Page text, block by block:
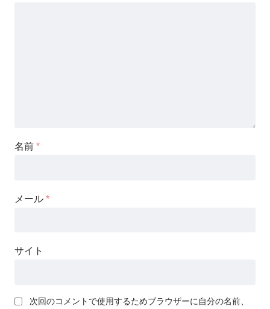
名前 *
メール *
サイト
次回のコメントで使用するためブラウザーに自分の名前、